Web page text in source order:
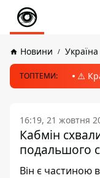
Новини Україна
ТОПТЕМИ: ⚠️
16:19, 21 жовтня
Кабмін
подальшого
Він є частиною